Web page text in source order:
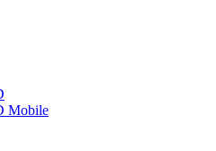
Mobile